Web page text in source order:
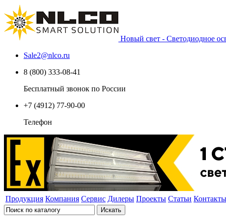
Новый свет - Светодиодное
Sale2@nlco.ru
8 (800) 333-08-41
Бесплатный звонок по России
+7 (4912) 77-90-00
Телефон
Продукция Компания Сервис Дилеры Проекты Статьи Контакты